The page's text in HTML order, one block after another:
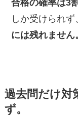
合格の確率は3
しか受けられず
には残れません
過去問だけ対
ず。